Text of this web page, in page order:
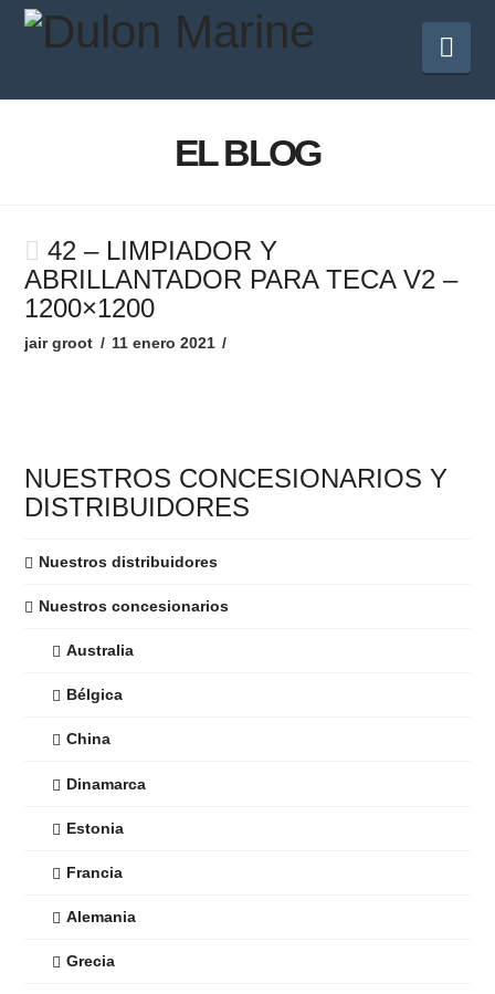
EL BLOG
42 – LIMPIADOR Y
ABRILLANTADOR PARA TECA V2 –
1200×1200
jair groot 11 enero 2021
NUESTROS CONCESIONARIOS Y
DISTRIBUIDORES
Nuestros distribuidores
Nuestros concesionarios
Australia
Bélgica
China
Dinamarca
Estonia
Francia
Alemania
Grecia